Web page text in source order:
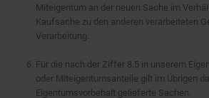
Miteigentum an der neuen Sache im
Kaufsache zu den anderen verarbeiteten
Verarbeitung.
Für die nach der Ziffer 8.5 in unserem
oder Miteigentumsanteile gilt im Übrigen
Eigentumsvorbehalt gelieferte Sachen.